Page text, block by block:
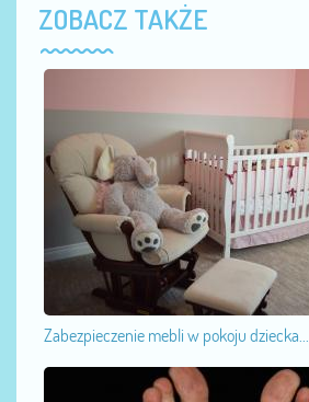
ZOBACZ TAKŻE
Zabezpieczenie mebli w pokoju dziecka...